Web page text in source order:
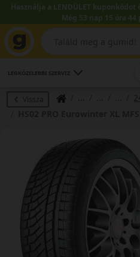
Használja a LENDÜLET
Még 53 nap 15 óra
LEGKÖZELEBBI SZERVIZ
Vissza